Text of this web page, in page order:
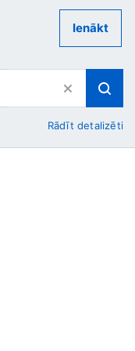
Ienākt
Rādīt detalizēti